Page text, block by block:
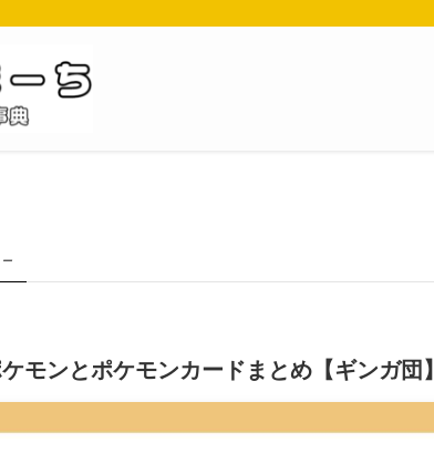
モンとポケモンカードまとめ【ギンガ団】